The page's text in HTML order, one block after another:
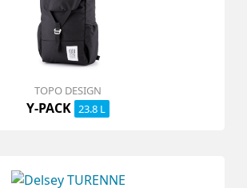
TOPO DESIGN
Y-PACK 23.8 L